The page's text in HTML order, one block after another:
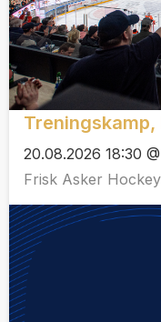
Treningskamp,
20.08.2026 18:30
Frisk Asker Hockey